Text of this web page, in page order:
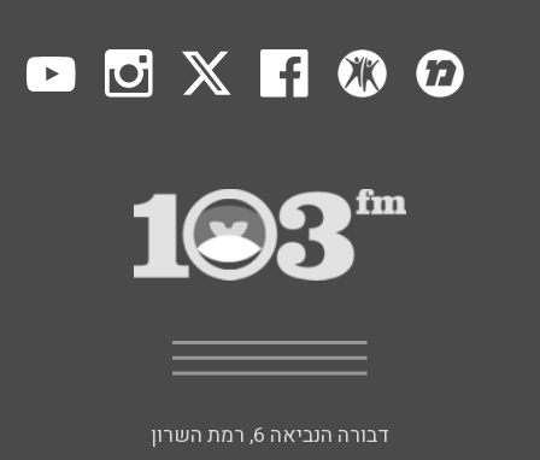
דבורה הנביאה 6, רמת השרון